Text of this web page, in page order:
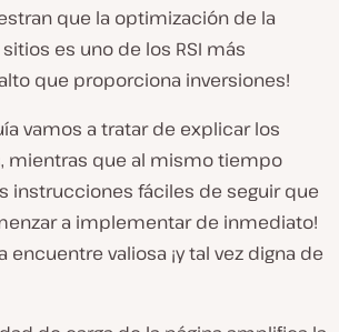
que la optimización de la
es uno de los RSI más
que proporciona inversiones!
vamos a tratar de explicar los
mientras que al mismo tiempo
instrucciones fáciles de seguir que
a implementar de inmediato!
encuentre valiosa ¡y tal vez digna de